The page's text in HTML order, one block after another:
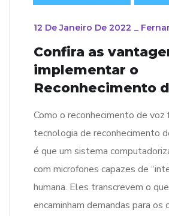
12 De Janeiro De 2022 _
Confira as
implementar o
Reconhecimento
Como o reconhecimento de voz
tecnologia de reconhecimento
é que um sistema
com microfones capazes de
humana. Eles transcrevem o
encaminham demandas para os